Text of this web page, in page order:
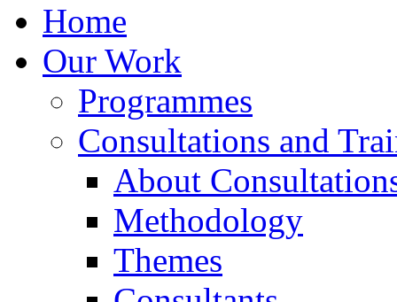
Home
Our Work
Programmes
Consultations and
About
Methodology
Themes